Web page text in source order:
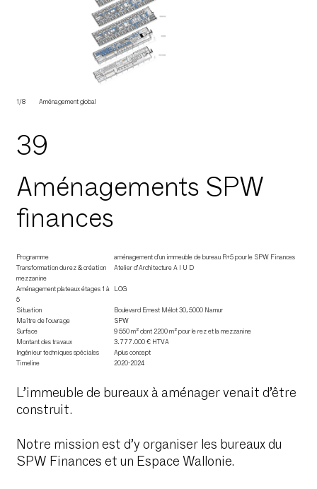
1/8 Aménagement global
39
Aménagements SPW
finances
Programme
aménagement d’un immeuble de bureau R+5 pour le SPW Finances
Transformation du rez & création
mezzanine
Atelier d’Architecture A I U D
Aménagement plateaux étages 1 à
5
LOG
Situation
Boulevard Ernest Mélot 30, 5000 Namur
Maître de l’ouvrage
SPW
Surface
9 550 m² dont 2200 m² pour le rez et la mezzanine
Montant des travaux
3.777.000 € HTVA
Ingénieur techniques spéciales
Aplus concept
Timeline
2020-2024
L’immeuble de bureaux à aménager venait d’être
construit.
Notre mission est d’y organiser les bureaux du
SPW Finances et un Espace Wallonie.